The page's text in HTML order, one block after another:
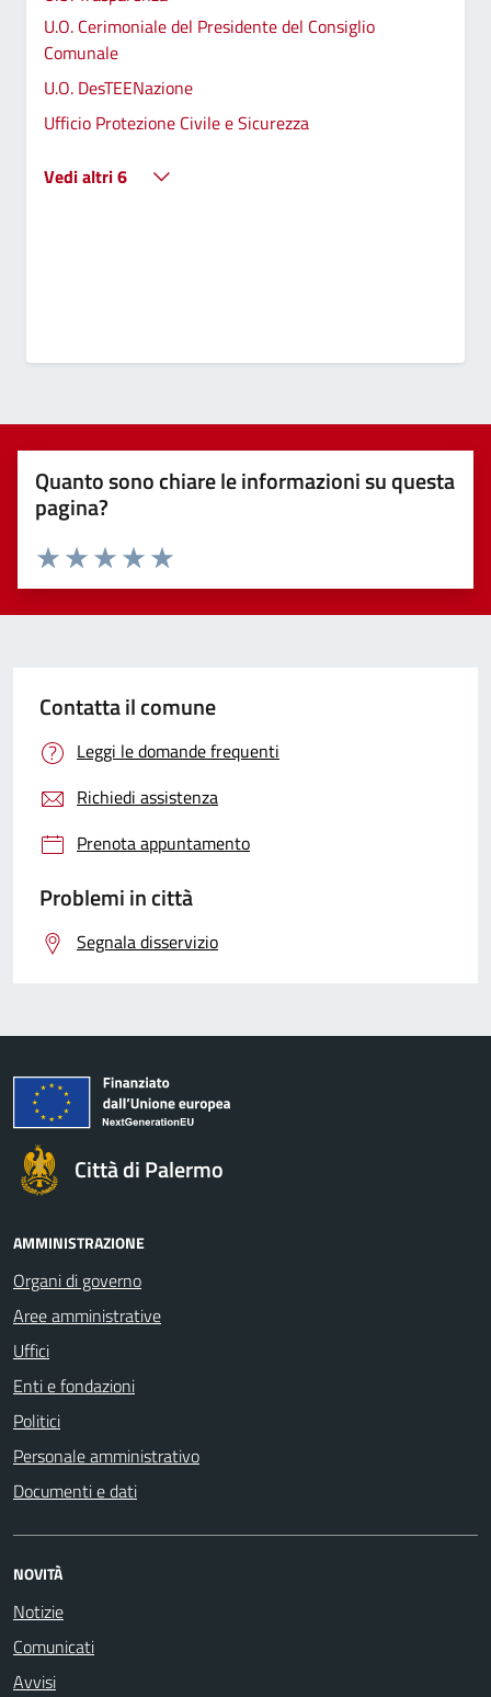
U.O. Cerimoniale del Presidente del Consiglio
Comunale
U.O. DesTEENazione
Ufficio Protezione Civile e Sicurezza
Vedi altri 6
Quanto sono chiare le informazioni su questa
pagina?
Valuta 5 stelle su 5
Valuta 4 stelle su 5
Valuta 3 stelle su 5
Valuta 2 stelle su 5
Valuta 1 stelle su 5
Contatta il comune
Leggi le domande frequenti
Richiedi assistenza
Prenota appuntamento
Problemi in città
Segnala disservizio
Città di Palermo
AMMINISTRAZIONE
Organi di governo
Aree amministrative
Uffici
Enti e fondazioni
Politici
Personale amministrativo
Documenti e dati
NOVITÀ
Notizie
Comunicati
Avvisi